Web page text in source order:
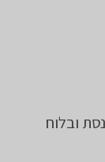
ובלוח